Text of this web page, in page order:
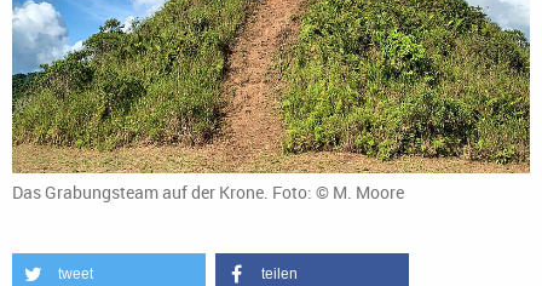
Das Grabungsteam auf der Krone. Foto: © M. Moore
tweet teilen